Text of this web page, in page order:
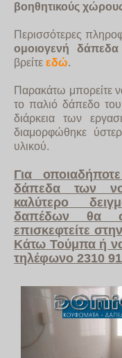
βοηθητικούς
Περισσότερες
ομοιογενή δάπεδα
βρείτε εδώ.
Παρακάτω μπορείτε
το παλιό δάπεδο
διάρκεια των
διαμορφώθηκε
υλικού.
Για
δάπεδα των
καλύτερο
δαπέδων θα
επισκεφτείτε
Κάτω Τούμπα ή
τηλέφωνο 2310